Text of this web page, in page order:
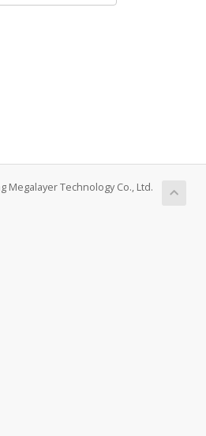
Megalayer Technology Co., Ltd.